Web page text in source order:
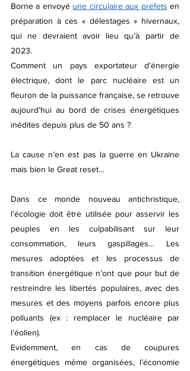
Borne a envoyé une circulaire aux préfets en
préparation à ces « délestages » hivernaux,
qui ne devraient avoir lieu qu’à partir de
2023.
Comment un pays exportateur d’énergie
électrique, dont le parc nucléaire est un
fleuron de la puissance française, se retrouve
aujourd’hui au bord de crises énergétiques
inédites depuis plus de 50 ans ?
La cause n’en est pas la guerre en Ukraine
mais bien le Great reset…
Dans ce monde nouveau antichristique,
l’écologie doit être utilisée pour asservir les
peuples en les culpabilisant sur leur
consommation, leurs gaspillages… Les
mesures adoptées et les processus de
transition énergétique n’ont que pour but de
restreindre les libertés populaires, avec des
mesures et des moyens parfois encore plus
polluants (ex : remplacer le nucléaire par
l’éolien).
Evidemment, en cas de coupures
énergétiques même organisées, l’économie